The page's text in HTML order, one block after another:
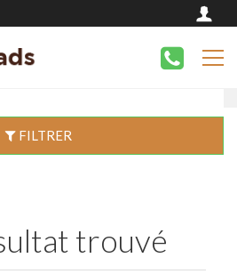
FILTRER
trouvé